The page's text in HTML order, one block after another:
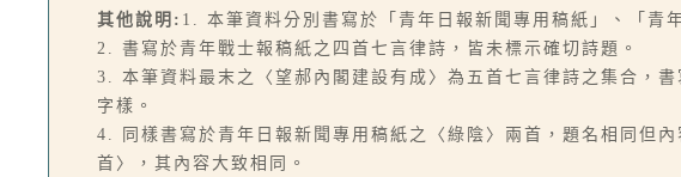
其他說明: 1. 本筆資料分別書寫於「青年日報新聞專用稿紙」、「青
2. 書寫於青年戰士報稿紙之四首七言律詩，皆未標示確切詩題。
3. 本筆資料最末之〈望郝內閣建設有成〉為五首七言律詩之集合，
字樣。
4. 同樣書寫於青年日報新聞專用稿紙之〈綠陰〉兩首，題名相同但
首〉，其內容大致相同。